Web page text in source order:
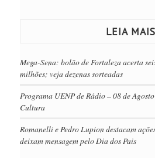
LEIA MAIS
Mega-Sena: bolão de Fortaleza acerta
milhões; veja dezenas sorteadas
Programa UENP de Rádio – 08 de
Cultura
Romanelli e Pedro Lupion destacam
deixam mensagem pelo Dia dos Pais